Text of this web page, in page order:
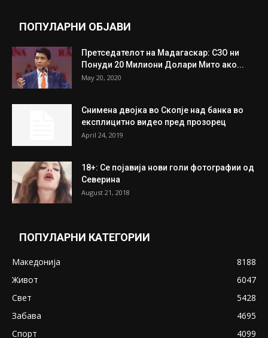
ПОПУЛАРНИ ОБЈАВИ
Претседателот на Мадагаскар: СЗО ни
Понуди 20 Милиони Долари Мито ако...
May 20, 2020
Снимена двојка во Скопје над банка во
експлицитно видео пред прозорец
April 24, 2019
18+: Се појавија нови голи фотографии од
Северина
August 21, 2018
ПОПУЛАРНИ КАТЕГОРИИ
Македонија
8188
Живот
6047
Свет
5428
Забава
4695
Спорт
4099